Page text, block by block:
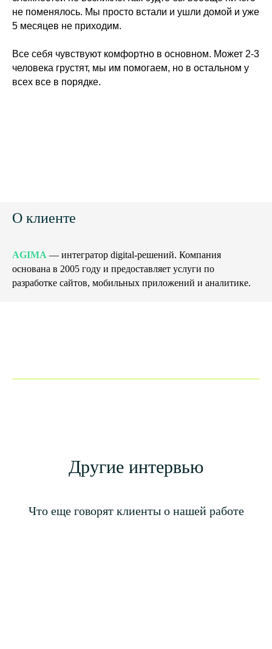
не поменялось. Мы просто встали и ушли домой и уже
5 месяцев не приходим.
Все себя чувствуют комфортно в основном. Может 2-3
человека грустят, мы им помогаем, но в остальном у
всех все в порядке.
О клиенте
AGIMA — интегратор digital-решений. Компания
основана в 2005 году и предоставляет услуги по
разработке сайтов, мобильных приложений и аналитике.
Другие интервью
Что еще говорят клиенты о нашей работе